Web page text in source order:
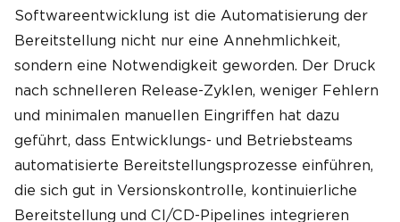
Softwareentwicklung ist die Automatisierung der
Bereitstellung nicht nur eine Annehmlichkeit,
sondern eine Notwendigkeit geworden. Der Druck
nach schnelleren Release-Zyklen, weniger Fehlern
und minimalen manuellen Eingriffen hat dazu
geführt, dass Entwicklungs- und Betriebsteams
automatisierte Bereitstellungsprozesse einführen,
die sich gut in Versionskontrolle, kontinuierliche
Bereitstellung und CI/CD-Pipelines integrieren